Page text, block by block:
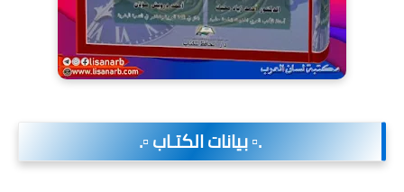
.▫️ بيانات الكتـاب ▫️.